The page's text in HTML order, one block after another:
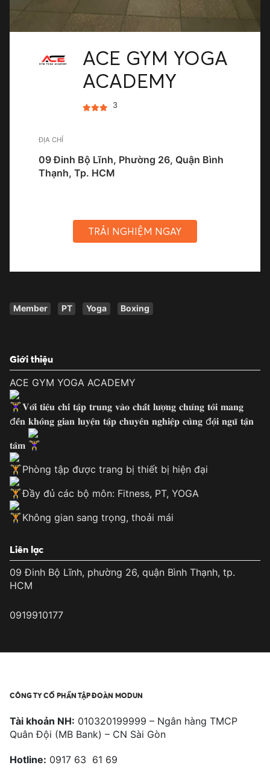
ACE GYM YOGA
ACADEMY
3
ĐỊA CHỈ
09 Đinh Bộ Lĩnh, Phường 26, Quận Bình
Thạnh, Tp. HCM
TRẢI NGHIỆM NGAY
Member PT Yoga Boxing
Giới thiệu
ACE GYM YOGA ACADEMY
𝐕𝐨̛́𝐢 𝐭𝐢𝐞̂𝐮 𝐜𝐡𝐢́ 𝐭𝐚̣̂𝐩 𝐭𝐫𝐮𝐧𝐠 𝐯𝐚̀𝐨 𝐜𝐡𝐚̂́𝐭 𝐥𝐮̛𝐨̛̣𝐧𝐠 𝐜𝐡𝐮́𝐧𝐠 𝐭𝐨̂𝐢 𝐦𝐚𝐧𝐠
đ𝐞̂́𝐧 𝐤𝐡𝐨̂𝐧𝐠 𝐠𝐢𝐚𝐧 𝐥𝐮𝐲𝐞̣̂𝐧 𝐭𝐚̣̂𝐩 𝐜𝐡𝐮𝐲𝐞̂𝐧 𝐧𝐠𝐡𝐢𝐞̣̂𝐩 𝐜𝐮̀𝐧𝐠 đ𝐨̣̂𝐢 𝐧𝐠𝐮̃ 𝐭𝐚̣̂𝐧
𝐭𝐚̂𝐦
Phòng tập được trang bị thiết bị hiện đại
Đầy đủ các bộ môn: Fitness, PT, YOGA
Không gian sang trọng, thoải mái
Liên lạc
09 Đinh Bộ Lĩnh, phường 26, quận Bình Thạnh, tp.
HCM
0919910177
CÔNG TY CỔ PHẦN TẬP ĐOÀN MODUN
Tài khoản NH: 010320199999 – Ngân hàng TMCP
Quân Đội (MB Bank) – CN Sài Gòn
Hotline: 0917 63 61 69